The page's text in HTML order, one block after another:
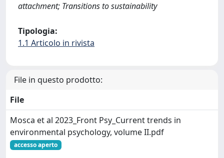
attachment; Transitions to sustainability
Tipologia:
1.1 Articolo in rivista
File in questo prodotto:
File
Mosca et al 2023_Front Psy_Current trends in
environmental psychology, volume II.pdf
accesso aperto